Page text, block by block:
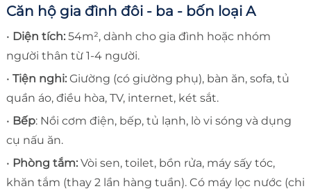
Căn hộ gia đình đôi - ba - bốn loại A
• Diện tích: 54m², dành cho gia đình hoặc nhóm
người thân từ 1-4 người.
• Tiện nghi:Giường (có giường phụ), bàn ăn, sofa, tủ
quần áo, điều hòa, TV, internet, két sắt.
• Bếp: Nồi cơm điện, bếp, tủ lạnh, lò vi sóng và dụng
cụ nấu ăn.
• Phòng tắm: Vòi sen, toilet, bồn rửa, máy sấy tóc,
khăn tắm (thay 2 lần hàng tuần). Có máy lọc nước (chi